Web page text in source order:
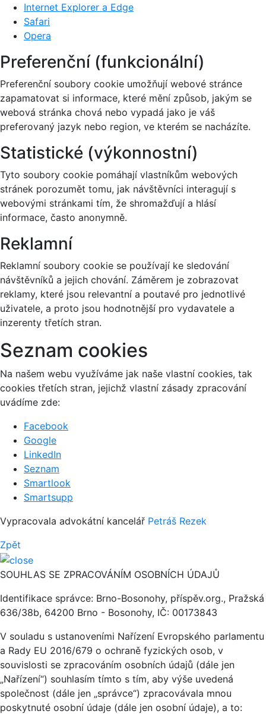
Internet Explorer a Edge
Safari
Opera
Preferenční (funkcionální)
Preferenční soubory cookie umožňují webové stránce
zapamatovat si informace, které mění způsob, jakým se
webová stránka chová nebo vypadá jako je váš
preferovaný jazyk nebo region, ve kterém se nacházíte.
Statistické (výkonnostní)
Tyto soubory cookie pomáhají vlastníkům webových
stránek porozumět tomu, jak návštěvníci interagují s
webovými stránkami tím, že shromažďují a hlásí
informace, často anonymně.
Reklamní
Reklamní soubory cookie se používají ke sledování
návštěvníků a jejich chování. Záměrem je zobrazovat
reklamy, které jsou relevantní a poutavé pro jednotlivé
uživatele, a proto jsou hodnotnější pro vydavatele a
inzerenty třetích stran.
Seznam cookies
Na našem webu využíváme jak naše vlastní cookies, tak
cookies třetích stran, jejichž vlastní zásady zpracování
uvádíme zde:
Facebook
Google
LinkedIn
Seznam
Smartlook
Smartsupp
Vypracovala advokátní kancelář Petráš Rezek
Zpět
SOUHLAS SE ZPRACOVÁNÍM OSOBNÍCH ÚDAJŮ
Identifikace správce: Brno-Bosonohy, příspěv.org., Pražská
636/38b, 64200 Brno - Bosonohy, IČ: 00173843
V souladu s ustanoveními Nařízení Evropského parlamentu
a Rady EU 2016/679 o ochraně fyzických osob, v
souvislosti se zpracováním osobních údajů (dále jen
„Nařízení“) souhlasím tímto s tím, aby výše uvedená
společnost (dále jen „správce“) zpracovávala mnou
poskytnuté osobní údaje (dále jen osobní údaje), a to: